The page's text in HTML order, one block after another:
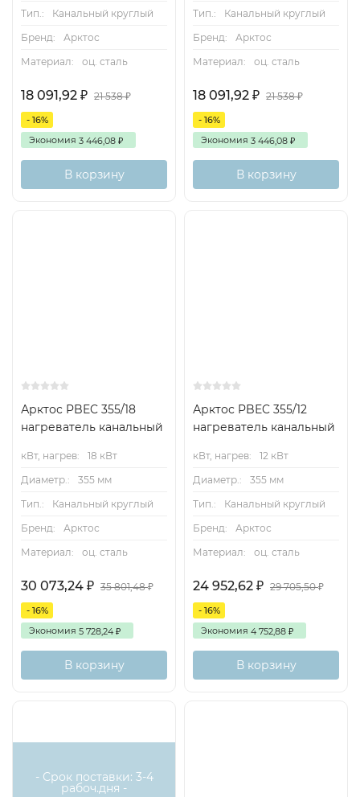
Тип.:
Канальный круглый
Бренд:
Арктос
Материал:
оц. сталь
18 091,92 ₽ 21 538₽
- 16%
Экономия 3 446,08 ₽
В корзину
Тип.:
Канальный круглый
Бренд:
Арктос
Материал:
оц. сталь
18 091,92 ₽ 21 538₽
- 16%
Экономия 3 446,08 ₽
В корзину
Арктос PBEC 355/18
нагреватель канальный
кВт, нагрев:
18 кВт
Диаметр.:
355 мм
Тип.:
Канальный круглый
Бренд:
Арктос
Материал:
оц. сталь
30 073,24 ₽ 35 801,48₽
- 16%
Экономия 5 728,24 ₽
В корзину
Арктос PBEC 355/12
нагреватель канальный
кВт, нагрев:
12 кВт
Диаметр.:
355 мм
Тип.:
Канальный круглый
Бренд:
Арктос
Материал:
оц. сталь
24 952,62 ₽ 29 705,50₽
- 16%
Экономия 4 752,88 ₽
В корзину
аналог
- Срок поставки: 3-4
рабоч.дня -